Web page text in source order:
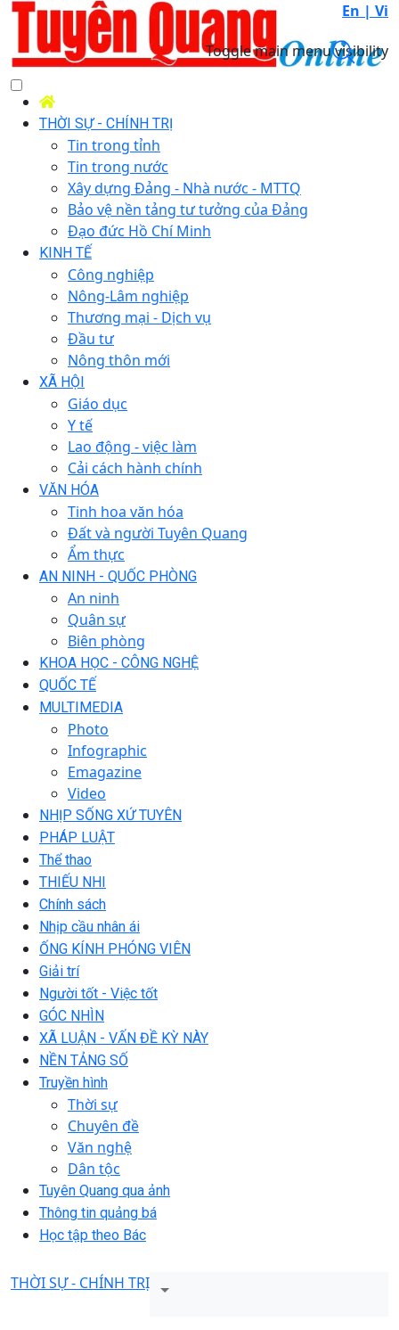
En | Vi
Toggle main menu visibility
THỜI SỰ - CHÍNH TRỊ
Tin trong tỉnh
Tin trong nước
Xây dựng Đảng - Nhà nước - MTTQ
Bảo vệ nền tảng tư tưởng của Đảng
Đạo đức Hồ Chí Minh
KINH TẾ
Công nghiệp
Nông-Lâm nghiệp
Thương mại - Dịch vụ
Đầu tư
Nông thôn mới
XÃ HỘI
Giáo dục
Y tế
Lao động - việc làm
Cải cách hành chính
VĂN HÓA
Tinh hoa văn hóa
Đất và người Tuyên Quang
Ẩm thực
AN NINH - QUỐC PHÒNG
An ninh
Quân sự
Biên phòng
KHOA HỌC - CÔNG NGHỆ
QUỐC TẾ
MULTIMEDIA
Photo
Infographic
Emagazine
Video
NHỊP SỐNG XỨ TUYÊN
PHÁP LUẬT
Thể thao
THIẾU NHI
Chính sách
Nhịp cầu nhân ái
ỐNG KÍNH PHÓNG VIÊN
Giải trí
Người tốt - Việc tốt
GÓC NHÌN
XÃ LUẬN - VẤN ĐỀ KỲ NÀY
NỀN TẢNG SỐ
Truyền hình
Thời sự
Chuyên đề
Văn nghệ
Dân tộc
Tuyên Quang qua ảnh
Thông tin quảng bá
Học tập theo Bác
THỜI SỰ - CHÍNH TRỊ